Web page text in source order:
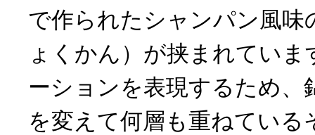
で作られたシャンパン風味
ょくかん）が挟まれてい
ーションを表現するため、
を変えて何層も重ねている